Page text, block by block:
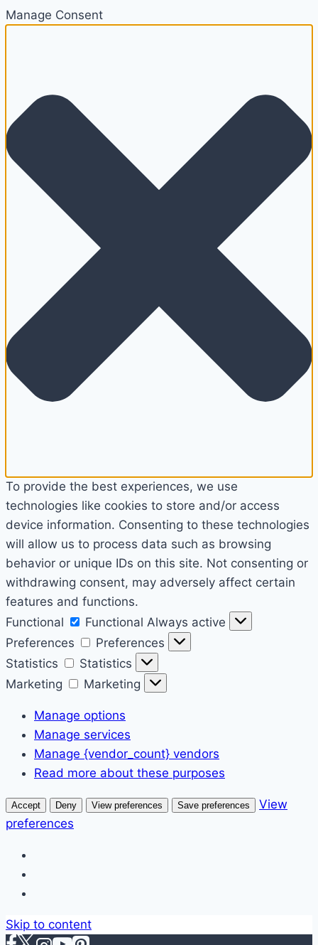
Manage Consent
To provide the best experiences, we use
technologies like cookies to store and/or access
device information. Consenting to these technologies
will allow us to process data such as browsing
behavior or unique IDs on this site. Not consenting or
withdrawing consent, may adversely affect certain
features and functions.
Functional
Functional Always active
Preferences
Preferences
Statistics
Statistics
Marketing
Marketing
Manage options
Manage services
Manage {vendor_count} vendors
Read more about these purposes
Accept Deny View preferences Save preferences
View
preferences
Skip to content